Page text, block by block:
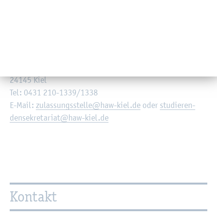
24145 Kiel
Tel: 0431 210-1339/1338
E-Mail: zu­las­sungs­stel­le@​haw-​kiel.​de oder stu­die­ren­
den­se­kre­ta­ri­at@​haw-​kiel.​de
Kon­takt